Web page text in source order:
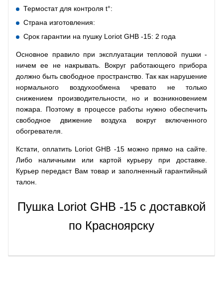
Термостат для контроля t°:
Страна изготовления:
Срок гарантии на пушку Loriot GHB -15: 2 года
Основное правило при эксплуатации тепловой пушки -
ничем ее не накрывать. Вокруг работающего прибора
должно быть свободное пространство. Так как нарушение
нормального воздухообмена чревато не только
снижением производительности, но и возникновением
пожара. Поэтому в процессе работы нужно обеспечить
свободное движение воздуха вокруг включенного
обогревателя.
Кстати, оплатить Loriot GHB -15 можно прямо на сайте.
Либо наличными или картой курьеру при доставке.
Курьер передаст Вам товар и заполненный гарантийный
талон.
Пушка Loriot GHB -15 с доставкой
по Красноярску